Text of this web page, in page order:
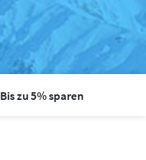
Bis zu 5% sparen